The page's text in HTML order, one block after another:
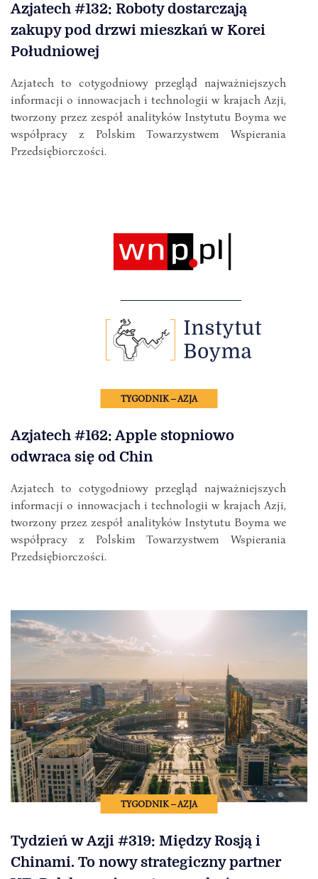
Azjatech #132: Roboty dostarczają
zakupy pod drzwi mieszkań w Korei
Południowej
Azjatech to cotygodniowy przegląd najważniejszych
informacji o innowacjach i technologii w krajach Azji,
tworzony przez zespół analityków Instytutu Boyma we
współpracy z Polskim Towarzystwem Wspierania
Przedsiębiorczości.
TYGODNIK – AZJA
Azjatech #162: Apple stopniowo
odwraca się od Chin
Azjatech to cotygodniowy przegląd najważniejszych
informacji o innowacjach i technologii w krajach Azji,
tworzony przez zespół analityków Instytutu Boyma we
współpracy z Polskim Towarzystwem Wspierania
Przedsiębiorczości.
TYGODNIK – AZJA
Tydzień w Azji #319: Między Rosją i
Chinami. To nowy strategiczny partner